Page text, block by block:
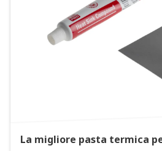
La migliore pasta termica